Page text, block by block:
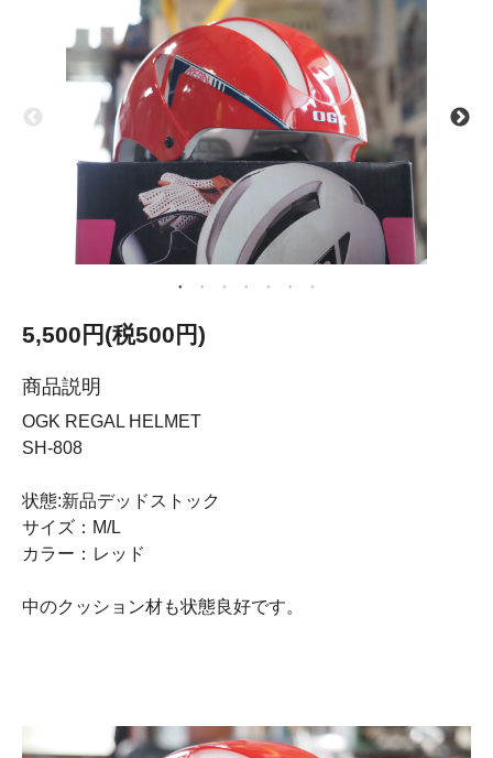
5,500円(税500円)
商品説明
OGK REGAL HELMET
SH-808
状態:新品デッドストック
サイズ：M/L
カラー：レッド
中のクッション材も状態良好です。